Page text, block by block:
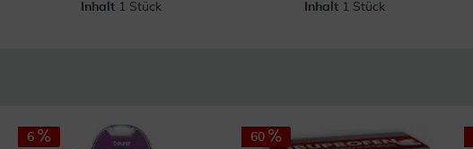
Inhalt 1 Stück
Inhalt 1 Stück
6 60